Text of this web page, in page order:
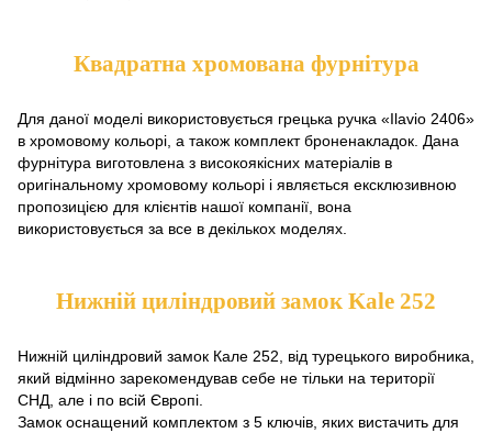
Квадратна хромована фурнітура
Для даної моделі використовується грецька ручка «Ilavio 2406»
в хромовому кольорі, а також комплект броненакладок. Дана
фурнітура виготовлена з високоякісних матеріалів в
оригінальному хромовому кольорі і являється ексклюзивною
пропозицією для клієнтів нашої компанії, вона
використовується за все в декількох моделях.
Нижній циліндровий замок Kale 252
Нижній циліндровий замок Кале 252, від турецького виробника,
який відмінно зарекомендував себе не тільки на території
СНД, але і по всій Європі.
Замок оснащений комплектом з 5 ключів, яких вистачить для